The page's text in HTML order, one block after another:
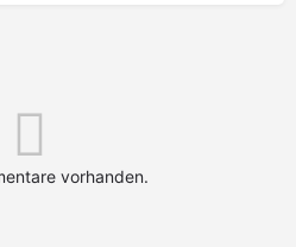
vorhanden.